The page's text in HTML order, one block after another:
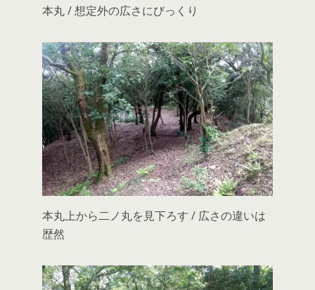
本丸 / 想定外の広さにびっくり
本丸上から二ノ丸を見下ろす / 広さの違いは
歴然